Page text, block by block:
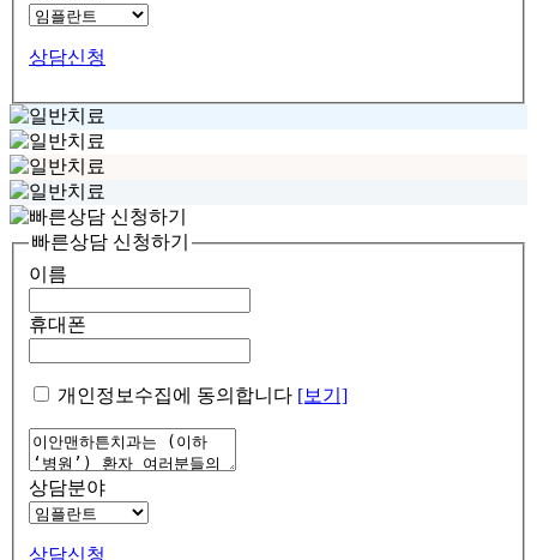
상담신청
빠른상담 신청하기
이름
휴대폰
개인정보수집에 동의합니다 [보기]
상담분야
상담신청